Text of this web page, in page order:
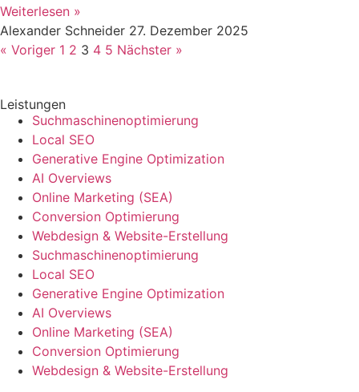
Weiterlesen »
Alexander Schneider 27. Dezember 2025
« Voriger 1 2 3 4 5 Nächster »
Leistungen
Suchmaschinenoptimierung
Local SEO
Generative Engine Optimization
AI Overviews
Online Marketing (SEA)
Conversion Optimierung
Webdesign & Website-Erstellung
Suchmaschinenoptimierung
Local SEO
Generative Engine Optimization
AI Overviews
Online Marketing (SEA)
Conversion Optimierung
Webdesign & Website-Erstellung